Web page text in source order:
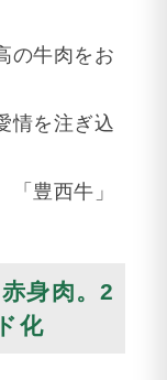
の牛肉をお
情を注ぎ込
豊西牛」
身肉。2
化